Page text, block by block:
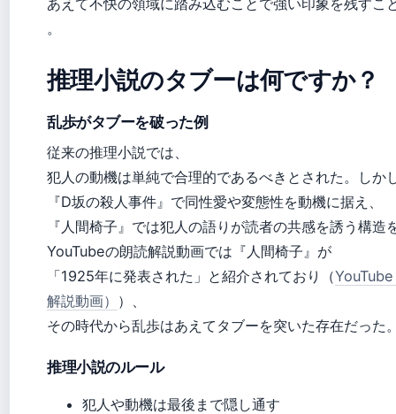
あえて不快の領域に踏み込むことで強い印象を残すこ
。
推理小説のタブーは何ですか？
乱歩がタブーを破った例
従来の推理小説では、
犯人の動機は単純で合理的であるべきとされた。しか
『D坂の殺人事件』で同性愛や変態性を動機に据え、
『人間椅子』では犯人の語りが読者の共感を誘う構造
YouTubeの朗読解説動画では『人間椅子』が
「1925年に発表された」と紹介されており（
解説動画） ）、
その時代から乱歩はあえてタブーを突いた存在だった
推理小説のルール
犯人や動機は最後まで隠し通す